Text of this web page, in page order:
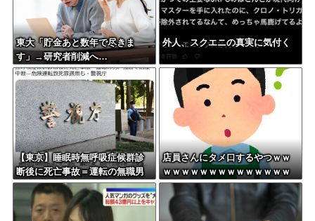
東大「貯金あと数年で尽きま
す」→研究者削減へ…
外人、スクエニの真実に気付く
【東京】睡眠時無呼吸症候群診
断後に死亡事故＝運転の無職男
（３４）、独断で治療中断―危
険運転致死罪適用も
店員さんにタメ口するやつｗｗ
ｗｗｗｗｗｗｗｗｗｗｗｗｗｗ
ｗｗｗｗｗｗｗｗ